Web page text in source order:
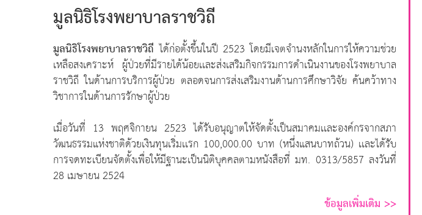
มูลนิธิโรงพยาบาลราชวิถี
มูลนิธิโรงพยาบาลราชวิถีได้ก่อตั้งขึ้นในปี 2523 โดยมีเจตจำนงหลักในการให้ความช่วย
เหลือสงเคราะห์ ผู้ป่วยที่มีรายได้น้อยเเละส่งเสริมกิจกรรมการดำเนินงานของโรงพยาบาล
ราชวิถี ในด้านการบริการผู้ป่วย ตลอดจนการส่งเสริมงานด้านการศึกษาวิจัย ค้นคว้าทาง
วิชาการในด้านการรักษาผู้ป่วย
เมื่อวันที่ 13 พฤศจิกายน 2523 ได้รับอนุญาตให้จัดตั้งเป็นสมาคมเเละองค์กรจากสภา
วัฒนธรรมแห่งชาติด้วยเงินทุนเริ่มเเรก 100,000.00 บาท (หนึ่งแสนบาทถ้วน) เเละได้รับ
การจดทะเบียนจัดตั้งเพื่อให้มีฐานะเป็นนิติบุคคลตามหนังสือที่ มท. 0313/5857 ลงวันที่
28 เมษายน 2524
ข้อมูลเพิ่มเติม >>